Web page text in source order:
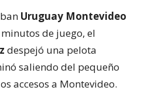
Uruguay Montevideo
de juego, el
despejó una pelota
saliendo del pequeño
accesos a Montevideo.